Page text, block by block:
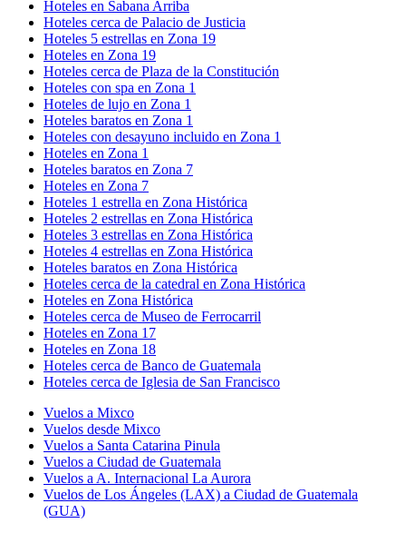
Hoteles en Sabana Arriba
Hoteles cerca de Palacio de Justicia
Hoteles 5 estrellas en Zona 19
Hoteles en Zona 19
Hoteles cerca de Plaza de la Constitución
Hoteles con spa en Zona 1
Hoteles de lujo en Zona 1
Hoteles baratos en Zona 1
Hoteles con desayuno incluido en Zona 1
Hoteles en Zona 1
Hoteles baratos en Zona 7
Hoteles en Zona 7
Hoteles 1 estrella en Zona Histórica
Hoteles 2 estrellas en Zona Histórica
Hoteles 3 estrellas en Zona Histórica
Hoteles 4 estrellas en Zona Histórica
Hoteles baratos en Zona Histórica
Hoteles cerca de la catedral en Zona Histórica
Hoteles en Zona Histórica
Hoteles cerca de Museo de Ferrocarril
Hoteles en Zona 17
Hoteles en Zona 18
Hoteles cerca de Banco de Guatemala
Hoteles cerca de Iglesia de San Francisco
Vuelos a Mixco
Vuelos desde Mixco
Vuelos a Santa Catarina Pinula
Vuelos a Ciudad de Guatemala
Vuelos a A. Internacional La Aurora
Vuelos de Los Ángeles (LAX) a Ciudad de Guatemala
(GUA)